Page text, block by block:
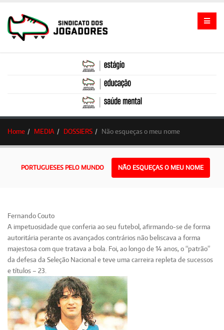
Home MEDIA DOSSIERS Não esqueças o meu nome
PORTUGUESES PELO MUNDO NÃO ESQUEÇAS O MEU NOME
Fernando Couto
A impetuosidade que conferia ao seu futebol, afirmando-se de forma
autoritária perante os avançados contrários não beliscava a forma
majestosa com que tratava a bola. Foi, ao longo de 14 anos, o “patrão”
da defesa da Seleção Nacional e teve uma carreira repleta de sucessos
e títulos – 23.